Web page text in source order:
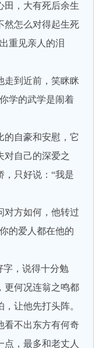
田，大有死后余生
然怎么对得起生死
重见亲人的泪
到近前，笑眯眯
学的武学是闹着
自豪和安慰，它
对自己的深爱之
，只好说：“我是
方如何，他转过
的爱人都在他的
，说得十分勉
更何况连翁之鸣都
让他先打头阵。
看不出东方有何奇
，最多和老丈人